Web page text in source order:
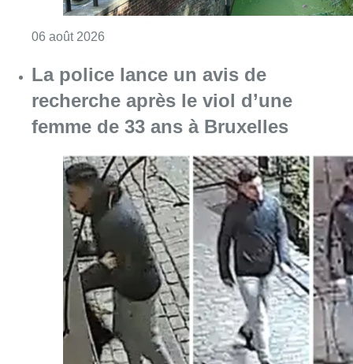
06 août 2026
La police lance un avis de
recherche après le viol d’une
femme de 33 ans à Bruxelles